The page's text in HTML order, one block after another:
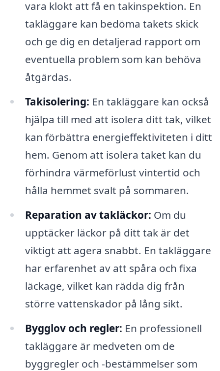
vara klokt att få en takinspektion. En
takläggare kan bedöma takets skick
och ge dig en detaljerad rapport om
eventuella problem som kan behöva
åtgärdas.
Takisolering: En takläggare kan också
hjälpa till med att isolera ditt tak, vilket
kan förbättra energieffektiviteten i ditt
hem. Genom att isolera taket kan du
förhindra värmeförlust vintertid och
hålla hemmet svalt på sommaren.
Reparation av takläckor: Om du
upptäcker läckor på ditt tak är det
viktigt att agera snabbt. En takläggare
har erfarenhet av att spåra och fixa
läckage, vilket kan rädda dig från
större vattenskador på lång sikt.
Bygglov och regler: En professionell
takläggare är medveten om de
byggregler och -bestämmelser som